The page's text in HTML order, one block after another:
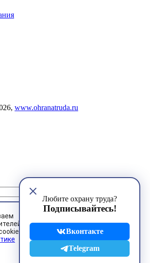
Любите охрану труда?
Подписывайтесь!
Вконтакте
Telegram
www.ohranatruda.ru